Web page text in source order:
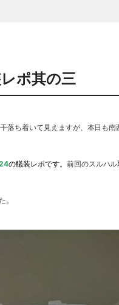
ポ其の三
落ち着いて見えますが、本日も
の艤装レポです。 前回のスルハル
。